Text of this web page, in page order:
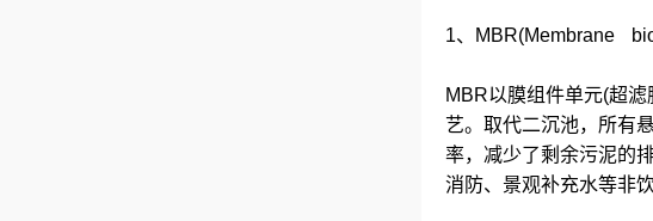
1、MBR(Membrane
MBR以膜组件单元(超
艺。取代二沉池，所有
率，减少了剩余污泥的
消防、景观补充水等非